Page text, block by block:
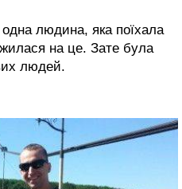
людина, яка поїхала
на це. Зате була
людей.